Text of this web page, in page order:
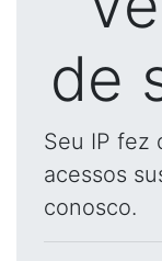
de
Seu IP fez
acessos
conosco.